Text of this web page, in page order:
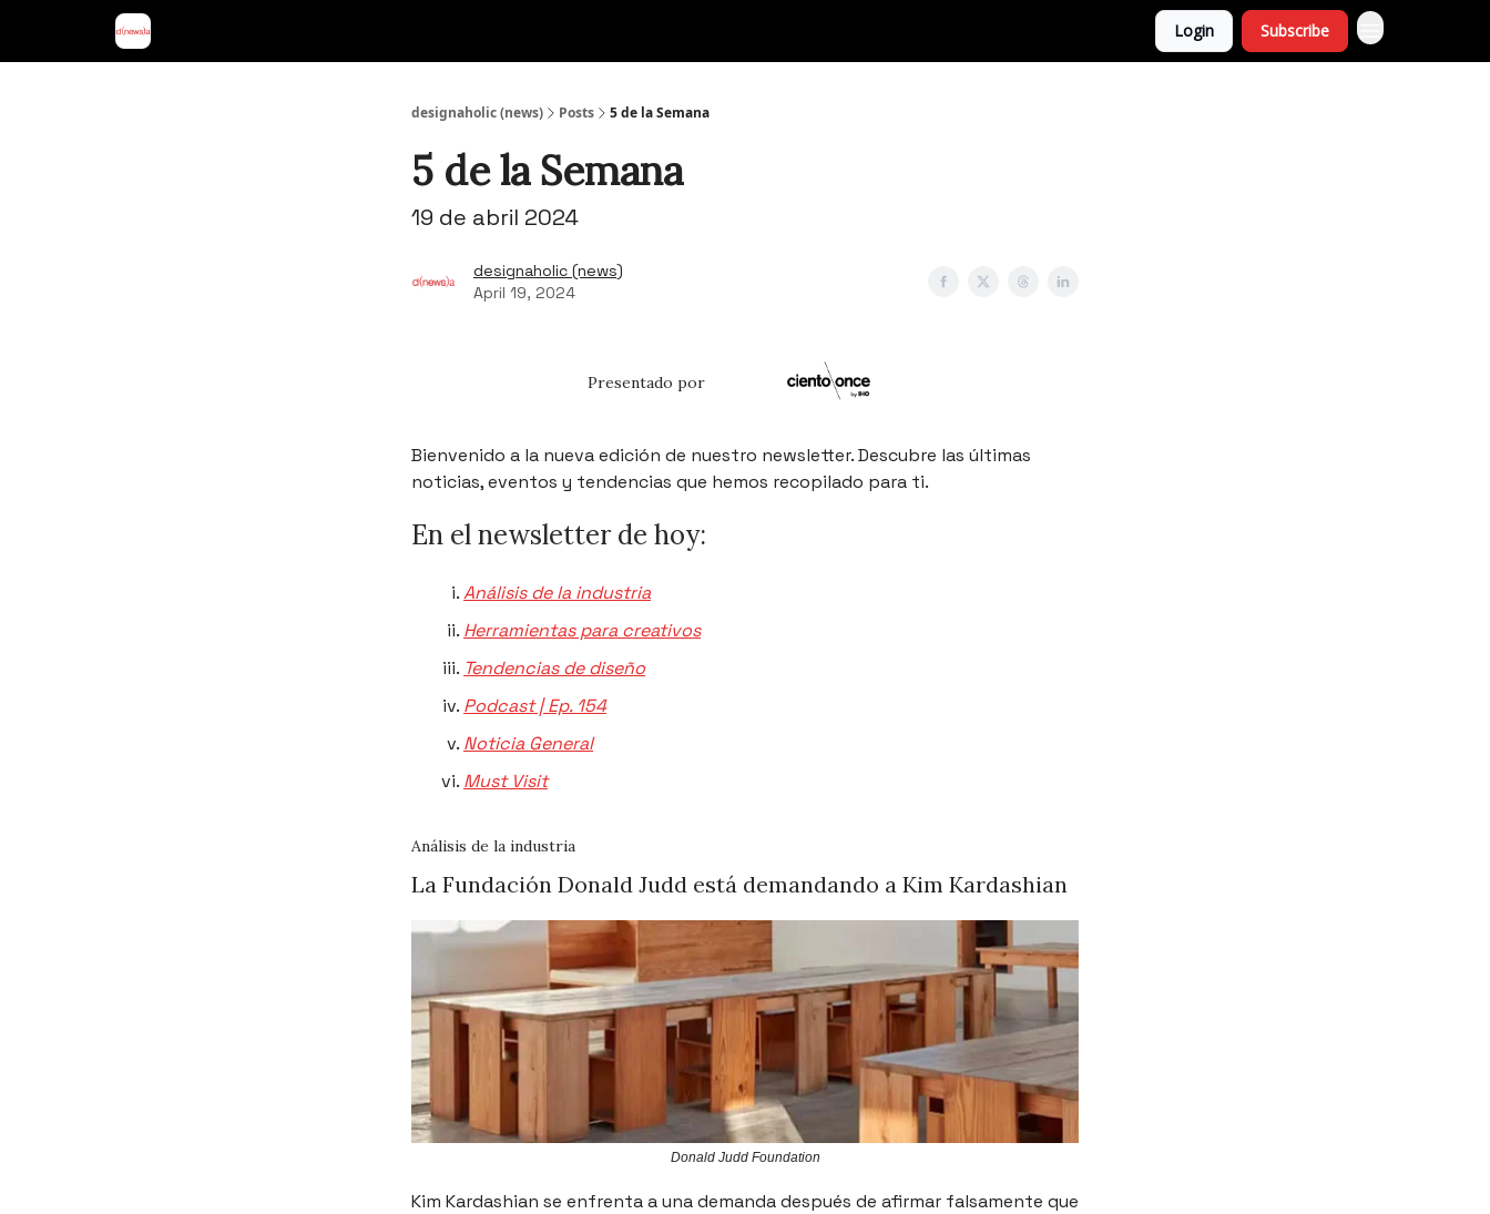
Login Subscribe
designaholic (news) Posts 5 de la Semana
5 de la Semana
19 de abril 2024
designaholic (news)
April 19, 2024
Presentado por
Bienvenido a la nueva edición de nuestro newsletter. Descubre las últimas
noticias, eventos y tendencias que hemos recopilado para ti.
En el newsletter de hoy:
Análisis de la industria
Herramientas para creativos
Tendencias de diseño
Podcast | Ep. 154
Noticia General
Must Visit
Análisis de la industria
La Fundación Donald Judd está demandando a Kim Kardashian
Donald Judd Foundation
Kim Kardashian se enfrenta a una demanda después de afirmar falsamente que